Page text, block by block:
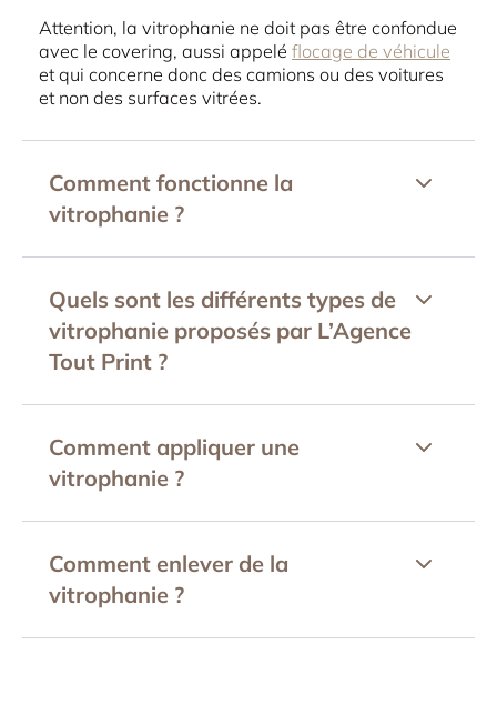
Attention, la vitrophanie ne doit pas être confondue
avec le covering, aussi appelé flocage de véhicule
et qui concerne donc des camions ou des voitures
et non des surfaces vitrées.
Comment fonctionne la
vitrophanie ?
Quels sont les différents types de
vitrophanie proposés par L’Agence
Tout Print ?
Comment appliquer une
vitrophanie ?
Comment enlever de la
vitrophanie ?